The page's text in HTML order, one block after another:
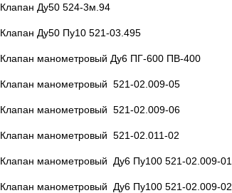
Клапан Ду50 524-3м.94
Клапан Ду50 Пу10 521-03.495
Клапан манометровый Ду6 ПГ-600 ПВ-400
Клапан манометровый 521-02.009-05
Клапан манометровый 521-02.009-06
Клапан манометровый 521-02.011-02
Клапан манометровый Ду6 Пу100 521-02.009-01
Клапан манометровый Ду6 Пу100 521-02.009-02